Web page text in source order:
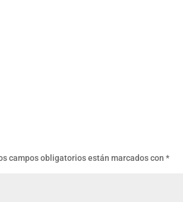
campos obligatorios están marcados con*